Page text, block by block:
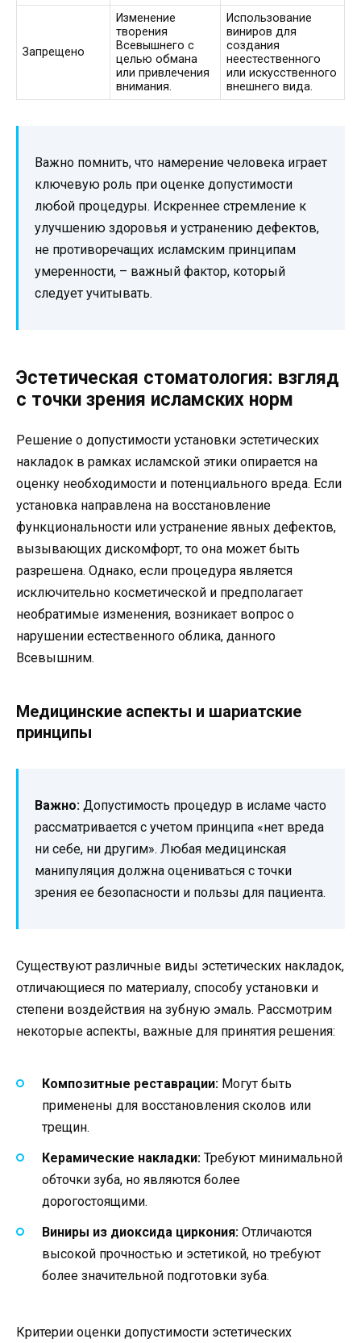
Запрещено
Изменение
творения
Всевышнего с
целью обмана
или привлечения
внимания.
Использование
виниров для
создания
неестественного
или искусственного
внешнего вида.
Важно помнить, что намерение человека играет
ключевую роль при оценке допустимости
любой процедуры. Искреннее стремление к
улучшению здоровья и устранению дефектов,
не противоречащих исламским принципам
умеренности, – важный фактор, который
следует учитывать.
Эстетическая стоматология: взгляд
с точки зрения исламских норм
Решение о допустимости установки эстетических
накладок в рамках исламской этики опирается на
оценку необходимости и потенциального вреда. Если
установка направлена на восстановление
функциональности или устранение явных дефектов,
вызывающих дискомфорт, то она может быть
разрешена. Однако, если процедура является
исключительно косметической и предполагает
необратимые изменения, возникает вопрос о
нарушении естественного облика, данного
Всевышним.
Медицинские аспекты и шариатские
принципы
Важно: Допустимость процедур в исламе часто
рассматривается с учетом принципа «нет вреда
ни себе, ни другим». Любая медицинская
манипуляция должна оцениваться с точки
зрения ее безопасности и пользы для пациента.
Существуют различные виды эстетических накладок,
отличающиеся по материалу, способу установки и
степени воздействия на зубную эмаль. Рассмотрим
некоторые аспекты, важные для принятия решения:
Композитные реставрации: Могут быть
применены для восстановления сколов или
трещин.
Керамические накладки: Требуют минимальной
обточки зуба, но являются более
дорогостоящими.
Виниры из диоксида циркония: Отличаются
высокой прочностью и эстетикой, но требуют
более значительной подготовки зуба.
Критерии оценки допустимости эстетических